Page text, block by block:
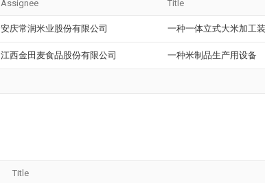
Assignee Title
安庆常润米业股份有限公司 一种一体立式大米加工
江西金田麦食品股份有限公司 一种米制品生产用设备
Title